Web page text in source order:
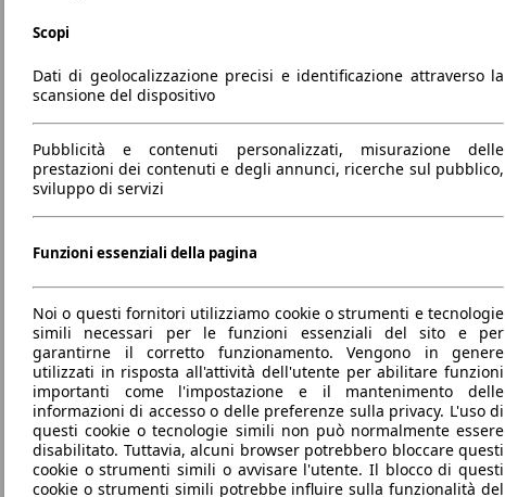
Scopi
Dati di geolocalizzazione precisi e identificazione attraverso la
scansione del dispositivo
Pubblicità e contenuti personalizzati, misurazione delle
prestazioni dei contenuti e degli annunci, ricerche sul pubblico,
sviluppo di servizi
Funzioni essenziali della pagina
Noi o questi fornitori utilizziamo cookie o strumenti e tecnologie
simili necessari per le funzioni essenziali del sito e per
garantirne il corretto funzionamento. Vengono in genere
utilizzati in risposta all'attività dell'utente per abilitare funzioni
importanti come l'impostazione e il mantenimento delle
informazioni di accesso o delle preferenze sulla privacy. L'uso di
questi cookie o tecnologie simili non può normalmente essere
disabilitato. Tuttavia, alcuni browser potrebbero bloccare questi
cookie o strumenti simili o avvisare l'utente. Il blocco di questi
cookie o strumenti simili potrebbe influire sulla funzionalità del